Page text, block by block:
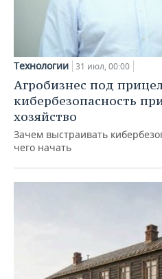
Технологии 31 июл, 00:00
Агробизнес под
кибербезопасность
хозяйство
Зачем выстраивать
чего начать